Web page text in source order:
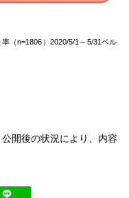
（n=1806）2020/5/1～5/31ベル
開後の状況により、内容